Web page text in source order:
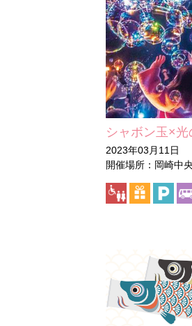
シャボン玉×
2023年03月11日
開催場所：岡崎中